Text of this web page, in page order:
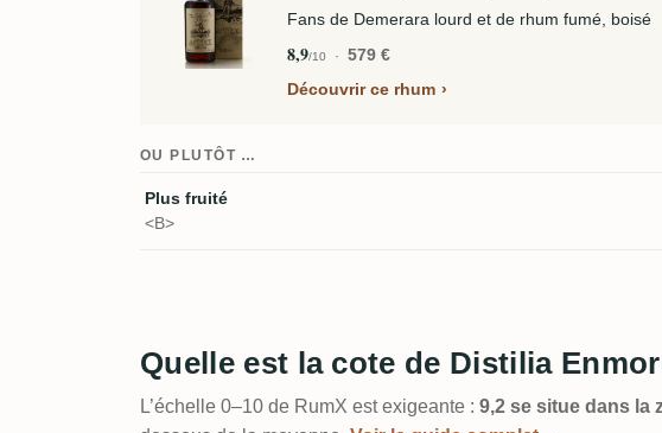
Fans de Demerara lourd et de rhum fumé, boisé
8,9/10
579 €
Découvrir ce rhum
OU PLUTÔT …
Plus fruité
<B>
Quelle est la cote de Distilia
L’échelle 0–10 de RumX est exigeante : 9,2 se situe dans la